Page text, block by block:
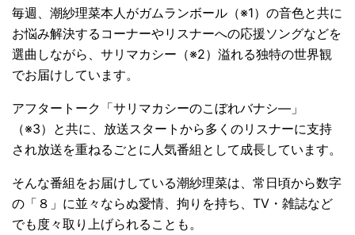
毎週、潮紗理菜本人がガムランボール（※1）の音色と共に
お悩み解決するコーナーやリスナーへの応援ソングなどを
選曲しながら、サリマカシー（※2）溢れる独特の世界観
でお届けしています。
アフタートーク「サリマカシーのこぼれバナシ―」
（※3）と共に、放送スタートから多くのリスナーに支持
され放送を重ねるごとに人気番組として成長しています。
そんな番組をお届けしている潮紗理菜は、常日頃から数字
の「８」に並々ならぬ愛情、拘りを持ち、TV・雑誌など
でも度々取り上げられることも。